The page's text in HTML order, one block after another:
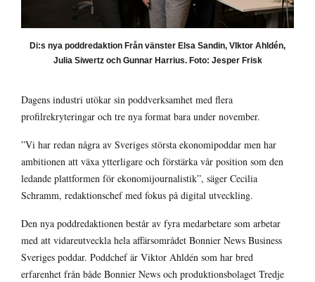
Di:s nya poddredaktion Från vänster Elsa Sandin, VIktor Ahldén,
Julia Siwertz och Gunnar Harrius. Foto: Jesper Frisk
Dagens industri utökar sin poddverksamhet med flera
profilrekryteringar och tre nya format bara under november.
”Vi har redan några av Sveriges största ekonomipoddar men har
ambitionen att växa ytterligare och förstärka vår position som den
ledande plattformen för ekonomijournalistik”, säger Cecilia
Schramm, redaktionschef med fokus på digital utveckling.
Den nya poddredaktionen består av fyra medarbetare som arbetar
med att vidareutveckla hela affärsområdet Bonnier News Business
Sveriges poddar. Poddchef är Viktor Ahldén som har bred
erfarenhet från både Bonnier News och produktionsbolaget Tredje